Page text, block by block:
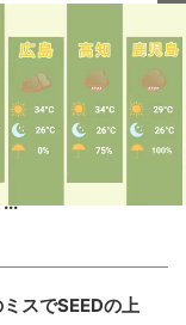
増税して国民生
...
8月8日のマルハ
スでSEEDの上
M
t